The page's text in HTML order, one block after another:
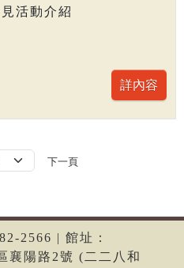
活動介紹
下一頁
2566 | 館址：
襄陽路2號 (二二八和